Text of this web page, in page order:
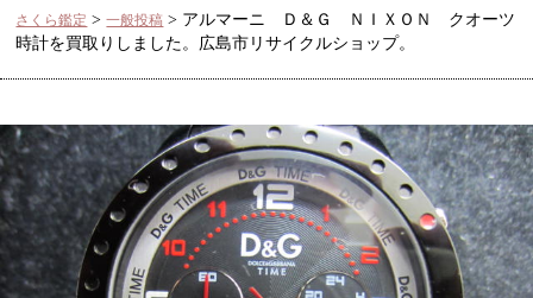
さくら鑑定 >一般投稿 > アルマーニ Ｄ＆Ｇ ＮＩＸＯＮ クオーツ
時計を買取りしました。広島市リサイクルショップ。